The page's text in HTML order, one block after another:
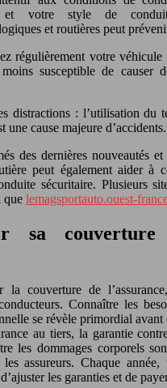
et votre style de
et routières peut
régulièrement votre
susceptible de causer
distractions : l’utilisation du
une cause majeure d’accidents.
des dernières nouveautés
peut également aider à
sécuritaire. Plusieurs
que lemagsportauto.ouest-
sa couverture
la couverture de
Connaître les
se révèle primordial avant
au tiers, la garantie
les dommages corporels
les assureurs. Chaque
les garanties et de